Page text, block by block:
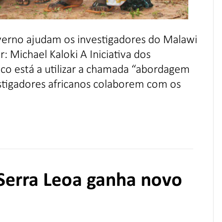
ajudam os investigadores do Malawi
Michael Kaloki A Iniciativa dos
está a utilizar a chamada “abordagem
africanos colaborem com os
Leoa ganha novo